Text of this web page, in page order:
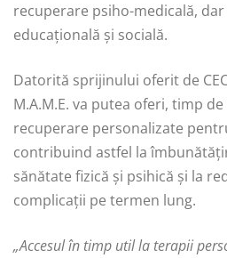
recuperare psiho-medicală,
educațională și socială.
Datorită sprijinului oferit de
M.A.M.E. va putea oferi, timp
recuperare personalizate
contribuind astfel la
sănătate fizică și psihică și la
complicații pe termen lung.
„Accesul în timp util la terapii